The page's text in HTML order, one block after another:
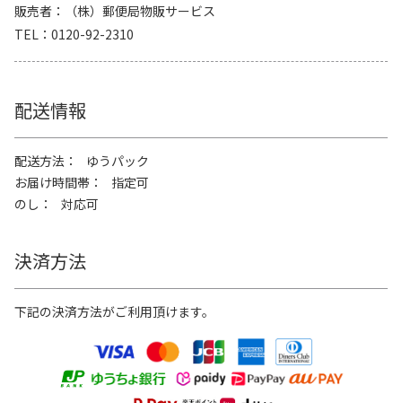
販売者
（株）郵便局物販サービス
TEL
0120-92-2310
配送情報
配送方法
ゆうパック
お届け時間帯
指定可
のし
対応可
決済方法
下記の決済方法がご利用頂けます。